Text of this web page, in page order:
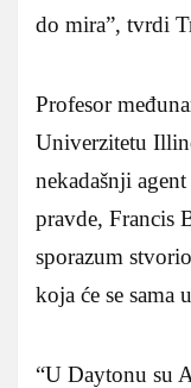
do mira”, tvrdi
Profesor
Univerzitetu
nekadašnji
pravde, Francis
sporazum
koja će se sama
“U Daytonu su